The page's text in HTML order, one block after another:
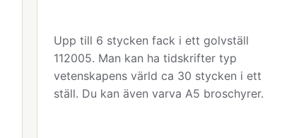
Upp till 6 stycken fack i ett golvställ
112005. Man kan ha tidskrifter typ
vetenskapens värld ca 30 stycken i ett
ställ. Du kan även varva A5 broschyrer.